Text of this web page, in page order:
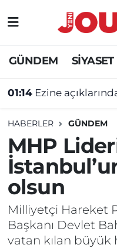
GÜNDEM SİYASET
01:14 Ezine
HABERLER GÜNDEM
MHP
olsun
Milliyetçi Hareket
Başkanı Devlet
vatan kılan büyük
GÜNDEM
SİYASET
DÜNYA
EĞİTİM
ÖZEL HABER
Nöbetçi
Hava Durumu
Süper Lig Puan
Tüm Manşetler
Son Dakika
Haber Arşivi